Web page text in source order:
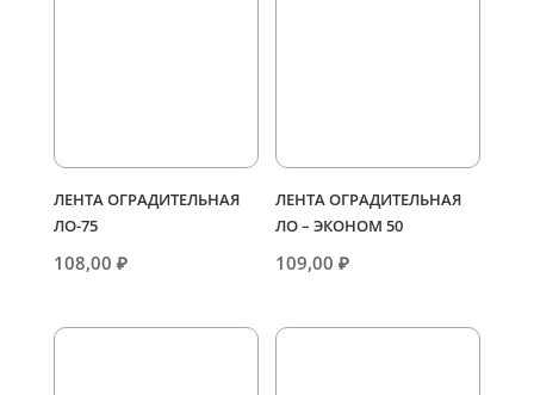
ЛЕНТА ОГРАДИТЕЛЬНАЯ
ЛО-75
108,00 ₽
ЛЕНТА ОГРАДИТЕЛЬНАЯ
ЛО – ЭКОНОМ 50
109,00₽